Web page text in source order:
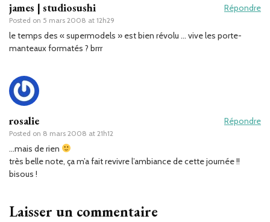
james | studiosushi
Posted on 5 mars 2008 at 12h29
Répondre
le temps des « supermodels » est bien révolu … vive les porte-
manteaux formatés ? brrr
rosalie
Posted on 8 mars 2008 at 21h12
Répondre
…mais de rien
très belle note, ça m’a fait revivre l’ambiance de cette journée !!
bisous !
Laisser un commentaire